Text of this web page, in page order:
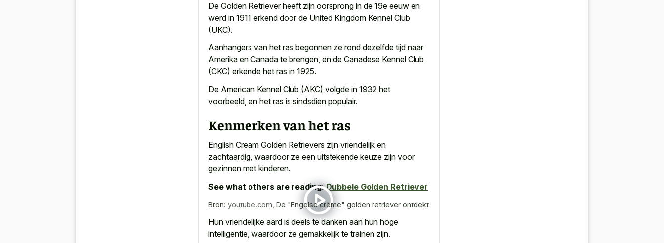
De Golden Retriever heeft zijn oorsprong in de 19e eeuw en
werd in 1911 erkend door de United Kingdom Kennel Club
(UKC).
Aanhangers van het ras begonnen ze rond dezelfde tijd naar
Amerika en Canada te brengen, en de Canadese Kennel Club
(CKC) erkende het ras in 1925.
De American Kennel Club (AKC) volgde in 1932 het
voorbeeld, en het ras is sindsdien populair.
Kenmerken van het ras
English Cream Golden Retrievers zijn vriendelijk en
zachtaardig, waardoor ze een uitstekende keuze zijn voor
gezinnen met kinderen.
See what others are reading: Dubbele Golden Retriever
Bron: youtube.com De "Engelse crème" golden retriever ontdekt
Hun vriendelijke aard is deels te danken aan hun hoge
intelligentie, waardoor ze gemakkelijk te trainen zijn.